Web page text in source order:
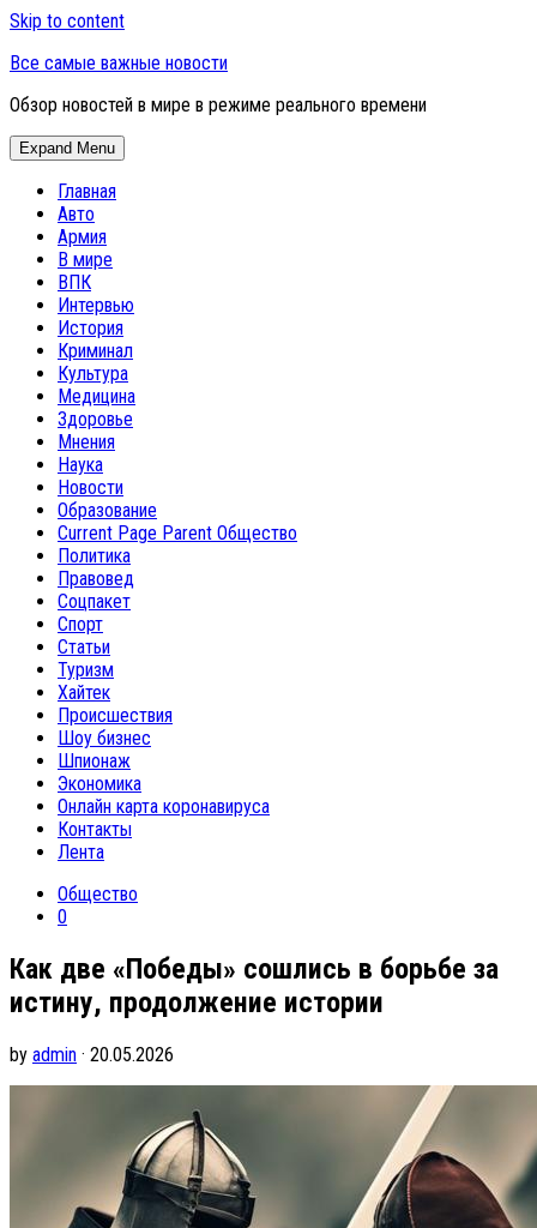
Skip to content
Все самые важные новости
Обзор новостей в мире в режиме реального времени
Expand Menu
Главная
Авто
Армия
В мире
ВПК
Интервью
История
Криминал
Культура
Медицина
Здоровье
Мнения
Наука
Новости
Образование
Current Page Parent Общество
Политика
Правовед
Соцпакет
Спорт
Статьи
Туризм
Хайтек
Происшествия
Шоу бизнес
Шпионаж
Экономика
Онлайн карта коронавируса
Контакты
Лента
Общество
0
Как две «Победы» сошлись в борьбе за
истину, продолжение истории
by admin · 20.05.2026